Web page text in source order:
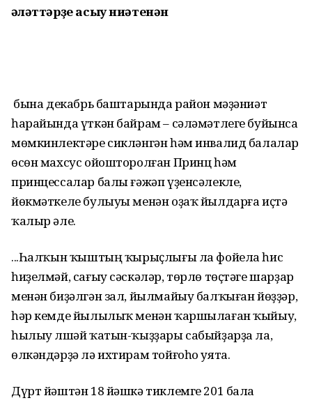
Һәләттәрҙе асыу ниәтенән
Ә бына декабрь баштарында район мәҙәниәт
һарайында үткән байрам – сәләмәтлеге буйынса
мөмкинлектәре сикләнгән һәм инвалид балалар
өсөн махсус ойошторолған Принц һәм
принцессалар балы ғәжәп үҙенсәлекле,
йөкмәткеле булыуы менән оҙаҡ йылдарға иҫтә
ҡалыр әле.
...Һалҡын ҡыштың ҡырыҫлығы ла фойела һис
һиҙелмәй, сағыу сәскәләр, төрлө төҫтәге шарҙар
менән биҙәлгән зал, йылмайыу балҡыған йөҙҙәр,
һәр кемде йы­лылыҡ менән ҡаршылаған ҡыйыу,
һылыу Әлшәй ҡатын-ҡыҙҙары сабыйҙарҙа ла,
өлкәндәрҙә лә ихтирам тойғоһо уята.
Дүрт йәштән 18 йәшкә тиклемге 201 бала